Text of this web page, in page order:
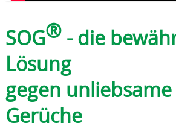
SOG®- die
Lösung
gegen unliebsame
Gerüche